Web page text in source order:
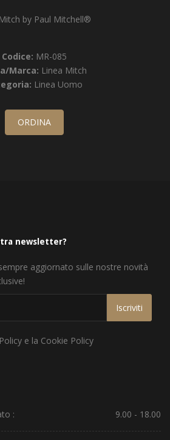
by Paul Mitchell®
Codice: MR-085
Marca: Linea Mitch
Linea Uomo
ORDINA
newsletter?
aggiornato sulle nostre novità
Iscriviti
e la Cookie Policy
: 9.00 - 18.00